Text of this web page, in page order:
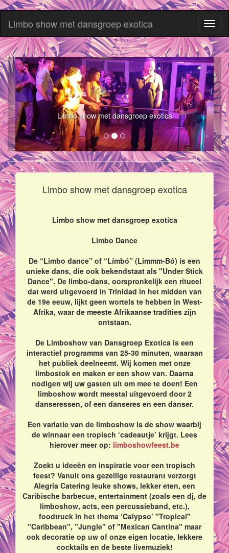
Limbo show met dansgroep exotica
Limbo show met dansgroep exotica
Limbo show met dansgroep exotica
Limbo show met dansgroep exotica
Limbo Dance
De “Limbo dance” of “Límbó” (Limmm-Bó) is een
unieke dans, die ook bekendstaat als "Under Stick
Dance". De limbo-dans, oorspronkelijk een ritueel
dat werd uitgevoerd in Trinidad in het midden van
de 19e eeuw, lijkt geen wortels te hebben in West-
Afrika, waar de meeste Afrikaanse tradities zijn
ontstaan.
De Limboshow van Dansgroep Exotica is een
interactief programma van 25-30 minuten, waaraan
het publiek deelneemt. Wij komen met onze
limbostok en maken er een show van. Daarna
nodigen wij uw gasten uit om mee te doen! Een
limboshow wordt meestal uitgevoerd door 2
danseressen, of een danseres en een danser.
Een variatie van de limboshow is de show waarbij
de winnaar een tropisch ‘cadeautje’ krijgt. Lees
hierover meer op: limboshowfeest.be
Zoekt u ideeën en inspiratie voor een tropisch
feest? Vanuit ons gezellige restaurant verzorgt
Alegria Catering leuke shows, lekker eten, een
Caribische barbecue, entertainment (zoals een dj, de
limboshow, acts, een percussieband, etc.),
foodtruck in het thema ‘Calypso’ "Tropical"
"Caribbean", "Jungle" of "Mexican Cantina" maar
ook decoratie op uw of onze eigen locatie, lekkere
cocktails en de beste livemuziek!